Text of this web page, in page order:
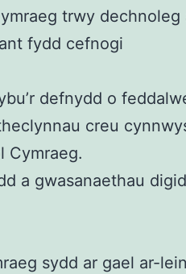
trwy dechnoleg
fydd cefnogi
defnydd o
creu
Cymraeg.
a gwasanaethau
sydd ar gael ar-